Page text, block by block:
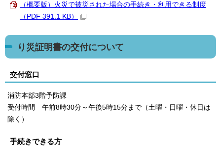
（概要版）火災で被災された場合の手続き・利用できる制度
（PDF 391.1 KB）
り災証明書の交付について
交付窓口
消防本部3階予防課
受付時間 午前8時30分～午後5時15分まで（土曜・日曜・休日は
除く）
手続きできる方